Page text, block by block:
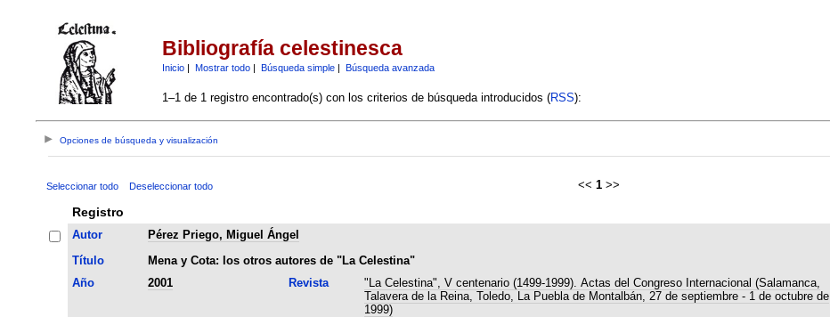
Bibliografía celestinesca
Inicio| Mostrar todo| Búsqueda simple| Búsqueda avanzada
1–1 de 1 registro encontrado(s) con los criterios de búsqueda introducidos (RSS):
Opciones de búsqueda y visualización
Seleccionar todo Deseleccionar todo << 1 >>
Registro
Autor
Pérez Priego, Miguel Ángel
Título
Mena y Cota: los otros autores de "La Celestina"
Año
2001 Revista
"La Celestina", V centenario (1499-1999). Actas del Congreso Internacional (Salamanca,
Talavera de la Reina, Toledo, La Puebla de Montalbán, 27 de septiembre - 1 de octubre de
1999)